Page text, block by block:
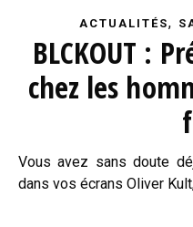
ACTUALITÉS,
BLCKOUT :
chez les
Vous avez sans doute déjà entendu parlé ou même vu
dans vos écrans Oliver